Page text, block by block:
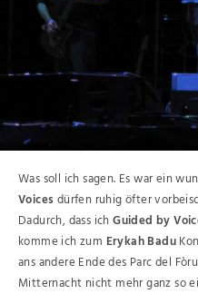
Was soll ich sagen. Es war ein
Voices dürfen ruhig öfter
Dadurch, dass ichGuided by
komme ich zum Erykah Badu
ans andere Ende des Parc del
Mitternacht nicht mehr ganz so